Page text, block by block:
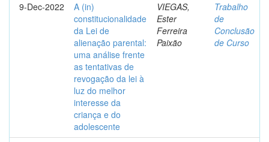
9-Dec-2022
A (in)
constitucionalidade
da Lei de
alienação parental:
uma análise frente
as tentativas de
revogação da lei à
luz do melhor
interesse da
criança e do
adolescente
VIEGAS,
Ester
Ferreira
Paixão
Trabalho
de
Conclusão
de Curso